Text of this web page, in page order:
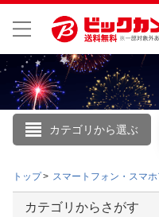
カテゴリから選ぶこん
トップ スマートフォン・スマ
カテゴリからさがす